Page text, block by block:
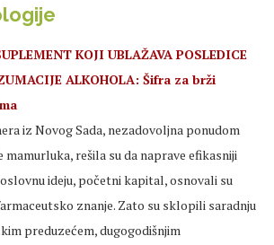
KOJI UBLAŽAVA POSLEDICE
ALKOHOLA: Šifra za brži
iz Novog Sada, nezadovoljna ponudom
mamurluka, rešila su da naprave efikasniji
ideju, početni kapital, osnovali su
znanje. Zato su sklopili saradnju
preduzećem, dugogodišnjim